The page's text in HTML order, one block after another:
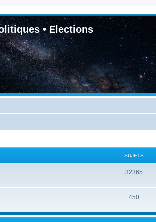
• Elections
SUJETS
32365
450